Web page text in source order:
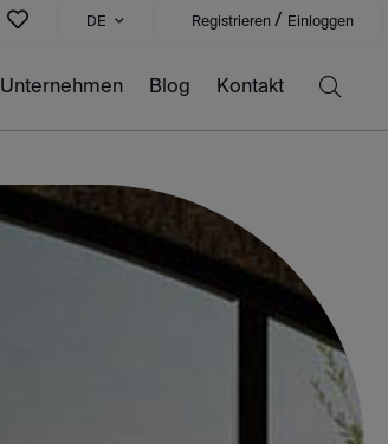
DE Registrieren / Einloggen
Unternehmen Blog Kontakt